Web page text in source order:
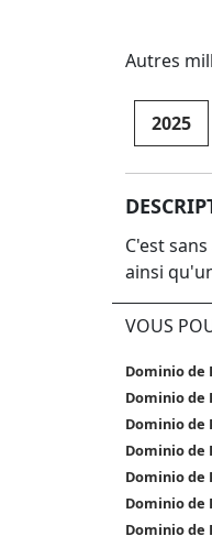
Autres
2025
C'est
ainsi
VOUS
Dominio de
Dominio de
Dominio de
Dominio de
Dominio de
Dominio de
Dominio de